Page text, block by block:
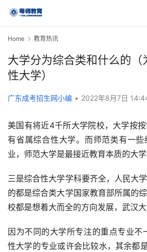
Home 教育热讯
大学分为综合类和什么的（
性大学）
广东成考招生网小编 • 2022年8月7日
美国有将近4千所大学院校，大学按
有省属综合性大学。而师范类有一
业，师范大学是最接近教育本质的大学
三是综合性大学学科要齐全，人民大
的都是综合类大学国家教育部所属的
校都是想着大而全的方向发展，武汉大
因为不同的大学所专注的重点专业不
性大学的专业或许会比较水，其余都是